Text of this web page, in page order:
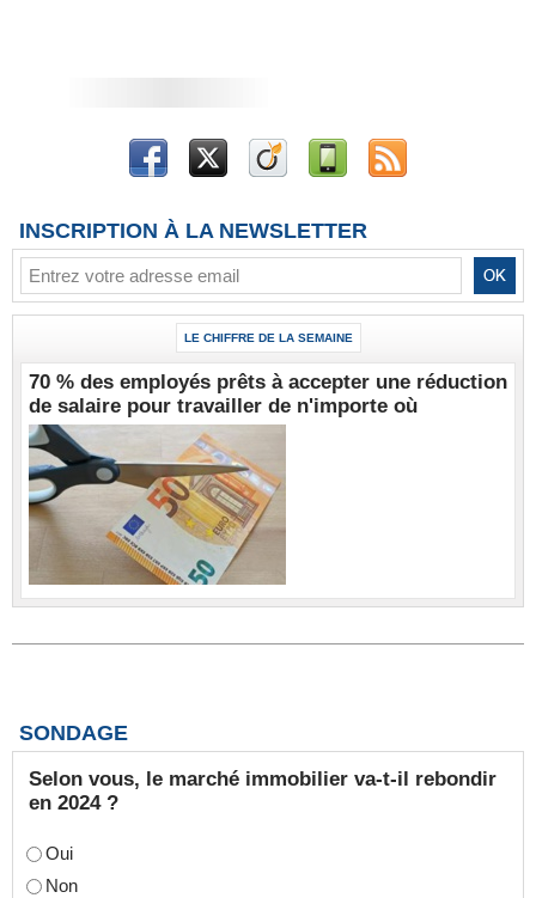
INSCRIPTION À LA NEWSLETTER
LE CHIFFRE DE LA SEMAINE
70 % des employés prêts à accepter une réduction
de salaire pour travailler de n'importe où
SONDAGE
Selon vous, le marché immobilier va-t-il rebondir
en 2024 ?
Oui
Non